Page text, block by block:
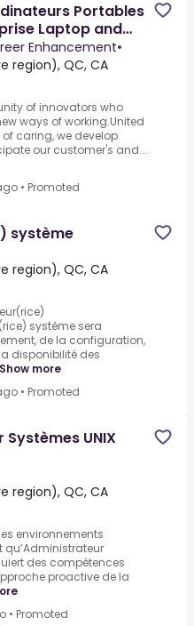
Portables
Laptop and
Enhancement•
region), QC, CA
of innovators who
ways of working.United
caring, we develop
our customer's and...
• Promoted
système
region), QC, CA
système sera
de la configuration,
disponibilité des
Show more
• Promoted
UNIX
region), QC, CA
environnements
qu’Administrateur
des compétences
proactive de la
• Promoted